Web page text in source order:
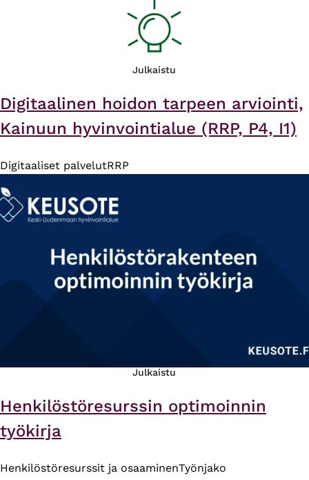
Julkaistu
Digitaalinen hoidon tarpeen arviointi,
Kainuun hyvinvointialue (RRP, P4, I1)
Digitaaliset palvelutRRP
Julkaistu
Henkilöstöresurssin optimoinnin
työkirja
Henkilöstöresurssit ja osaaminenTyönjako